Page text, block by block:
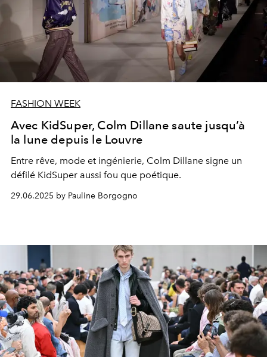
FASHION WEEK
Avec KidSuper, Colm Dillane saute jusqu’à
la lune depuis le Louvre
Entre rêve, mode et ingénierie, Colm Dillane signe un
défilé KidSuper aussi fou que poétique.
29.06.2025 by Pauline Borgogno